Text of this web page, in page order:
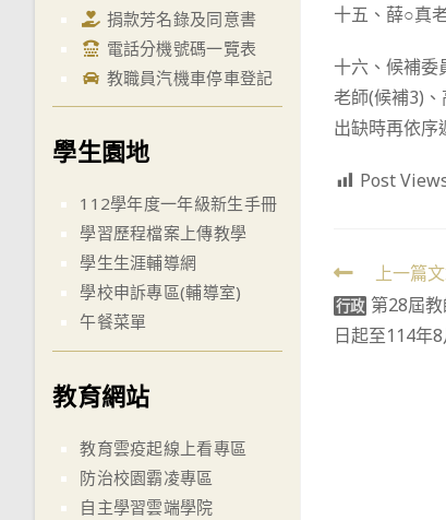
十五、薛○真
十六、候補委
老師(候補3)
出缺時再依序
Post
Read
more
articles
上一篇
行政 第28屆
日起至114年
捐款芳名錄及同意書
電話分機號碼一覽表
教職員汽機車停車登記
學生園地
112學年度一年級新生手冊
學習歷程檔案上傳教學
學生生涯輔導網
學校申訴專區(輔導室)
午餐菜單
教育網站
教育雲疫起線上看專區
防治校園霸凌專區
自主學習雲端學院